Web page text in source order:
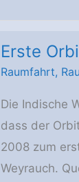
Zielorbit
um
Erste
Raumfahrt,
Die Indische
dass der
2008 zum
Weyrauch.